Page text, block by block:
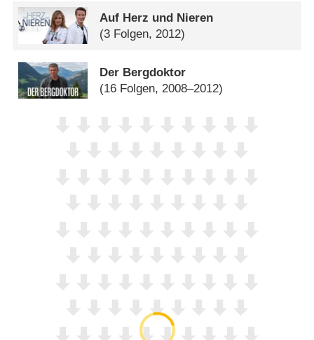
Auf Herz und Nieren
(3 Folgen, 2012)
Der Bergdoktor
(16 Folgen, 2008–2012)